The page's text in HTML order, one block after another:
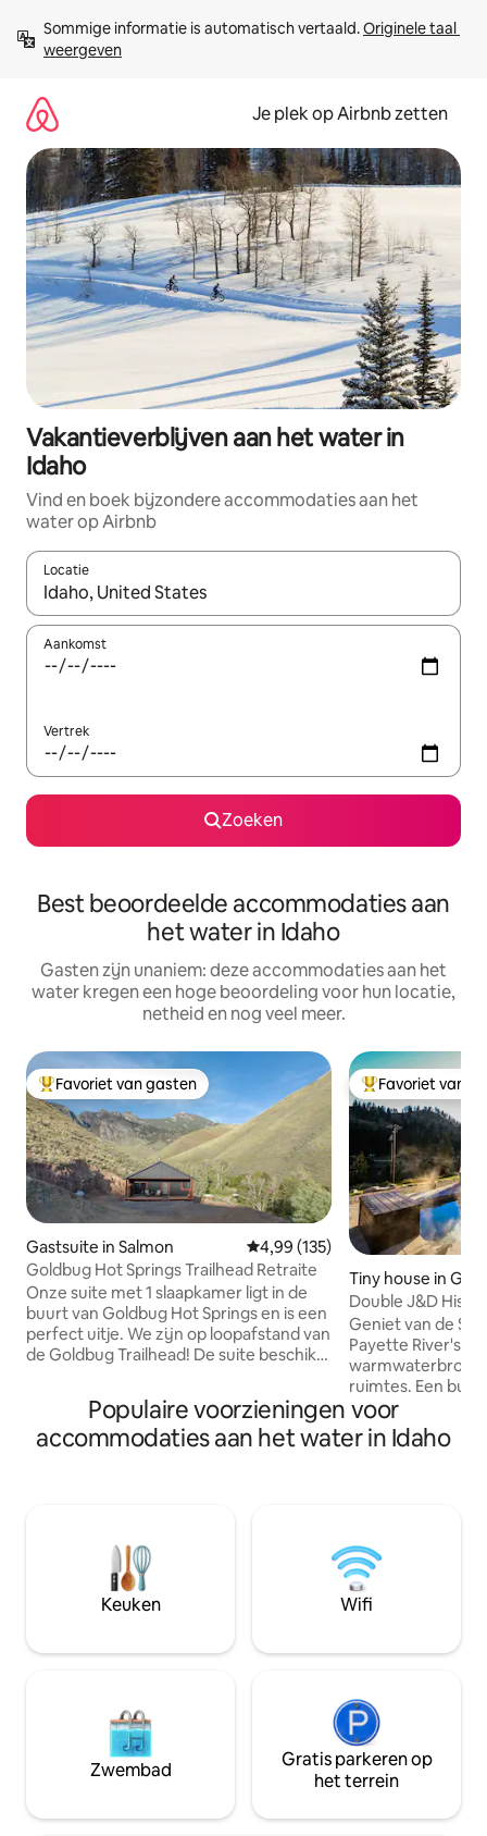
direct
naar
Sommige informatie is automatisch vertaald. Originele taal
weergeven
Je plek op Airbnb zetten
Vakantieverblijven aan het water in
Idaho
Vind en boek bijzondere accommodaties aan het
water op Airbnb
Locatie
Wanneer er resultaten beschikbaar zijn, maak je een keuze
Aankomst
Vertrek
Zoeken
Best beoordeelde accommodaties aan
het water in Idaho
Gasten zijn unaniem: deze accommodaties aan het
water kregen een hoge beoordeling voor hun locatie,
netheid en nog veel meer.
Topfavoriet van gasten
Favoriet van gasten
Gastsuite in Salmon Gemiddelde beoordeling van
4,99 (135)
Goldbug Hot Springs Trailhead Retraite
Onze suite met 1 slaapkamer ligt in de
buurt van Goldbug Hot Springs en is een
perfect uitje. We zijn op loopafstand van
de Goldbug Trailhead! De suite beschikt
met sfeerverlichting voor een goede
nachtrust. De schilderachtige
kitchenette is uitgerust voor de
gemakken zoals snelle wifi, een
flatscreen-tv en een verstelbare
airco/verwarming. Dit is een
accommodatie in hotelstijl die een muur
Topfavoriet van
Favoriet van
Tiny house in
Double J&D
warmwaterbron-
Geniet van de
Payette River's
warmwaterbron
ruimtes. Een
kamers wacht op
slaapkamer, een
een eettafel, een
Alleen
personen, niet
op foto 's om
en lees de hele
'Robe Life' op de
Populaire voorzieningen voor
accommodaties aan het water in Idaho
Keuken Wifi
Zwembad
Gratis parkeren op
het terrein